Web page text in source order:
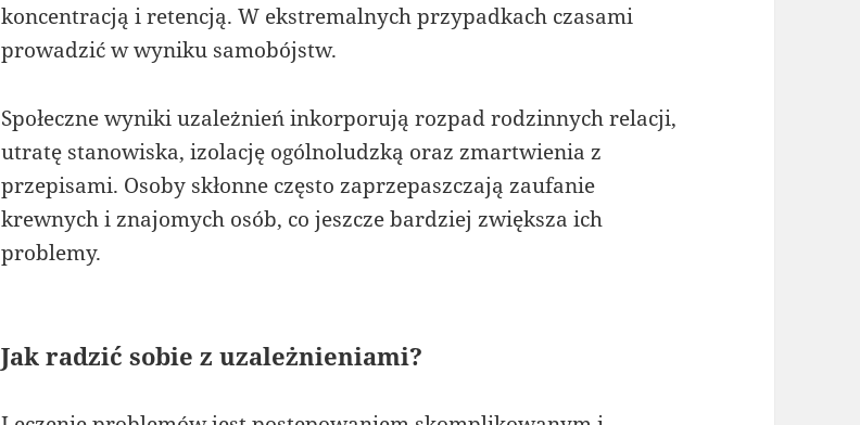
koncentracją i retencją. W ekstremalnych przypadkach czasami
prowadzić w wyniku samobójstw.
Społeczne wyniki uzależnień inkorporują rozpad rodzinnych relacji,
utratę stanowiska, izolację ogólnoludzką oraz zmartwienia z
przepisami. Osoby skłonne często zaprzepaszczają zaufanie
krewnych i znajomych osób, co jeszcze bardziej zwiększa ich
problemy.
Jak radzić sobie z uzależnieniami?